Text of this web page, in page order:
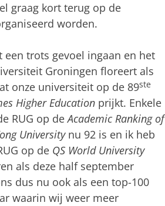
graag kort terug op de
worden.
trots gevoel ingaan en het
Groningen floreert als
onze universiteit op de 89ste
Higher Educationprijkt. Enkele
RUG op deAcademic Ranking of
Universitynu 92 is en ik heb
op de QS World University
als deze half september
dus nu ook als een top-100
waarin wij weer meer